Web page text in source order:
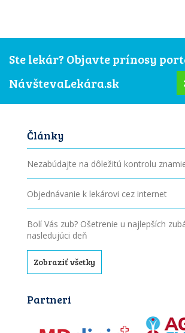
Ste lekár? Objavte prínosy
NávštevaLekára.sk
Články
Nezabúdajte na dôležitú kontrolu
Objednávanie k lekárovi cez internet
Bolí Vás zub? Ošetrenie u najlepších
nasledujúci deň
Zobraziť všetky
Partneri